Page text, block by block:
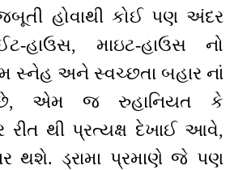
હોવાથી કોઈ પણ અંદર
હાઉસ, માઇટ-હાઉસ નો
અને સ્વચ્છતા બહાર નાં
છે, એમ જ રુહાનિયત કે
રીત થી પ્રત્યક્ષ દેખાઈ આવે,
થશે. ડ્રામા પ્રમાણે જે પણ